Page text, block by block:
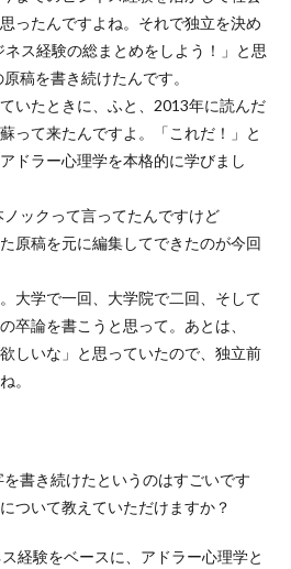
ったんですよね。それで独立を決め
ス経験の総まとめをしよう！」と思
稿を書き続けたんです。
いたときに、ふと、2013年に読んだ
って来たんですよ。「これだ！」と
ドラー心理学を本格的に学びまし
ックって言ってたんですけど
原稿を元に編集してできたのが今回
大学で一回、大学院で二回、そして
卒論を書こうと思って。あとは、
しいな」と思っていたので、独立前
。
書き続けたというのはすごいです
ついて教えていただけますか？
経験をベースに、アドラー心理学と